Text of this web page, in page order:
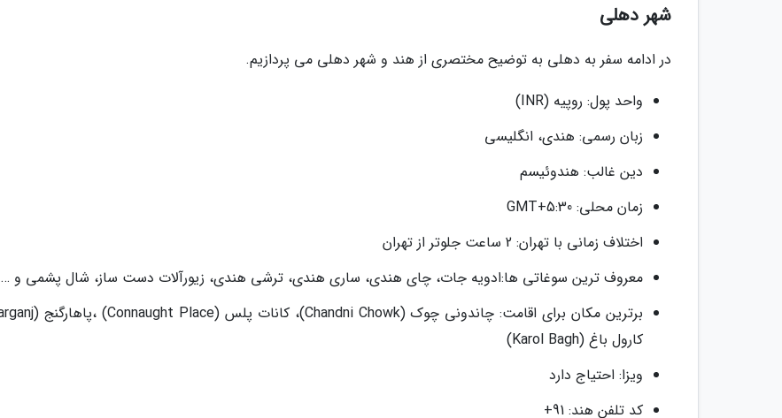
شهر دهلی
در ادامه سفر به دهلی به توضیح مختصری از هند و شهر دهلی می پردازیم.
واحد پول: روپیه (INR)
زبان رسمی: هندی، انگلیسی
دین غالب: هندوئیسم
زمان محلی: GMT+5:30
اختلاف زمانی با تهران: 2 ساعت جلوتر از تهران
معروف ترین سوغاتی ها:ادویه جات، چای هندی، ساری هندی، ترشی هندی، زیورآلات دست ساز، شال پشمی و …
کارول باغ (Karol Bagh)
ویزا: احتیاج دارد
کد تلفن هند: 91+